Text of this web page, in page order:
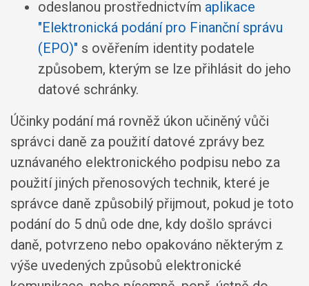
odeslanou prostřednictvím aplikace
"Elektronická podání pro Finanční správu
(EPO)" s ověřením identity podatele
způsobem, kterým se lze přihlásit do jeho
datové schránky.
Účinky podání má rovněž úkon učiněný vůči
správci daně za použití datové zprávy bez
uznávaného elektronického podpisu nebo za
použití jiných přenosových technik, které je
správce daně způsobilý přijmout, pokud je toto
podání do 5 dnů ode dne, kdy došlo správci
daně, potvrzeno nebo opakováno některým z
výše uvedených způsobů elektronické